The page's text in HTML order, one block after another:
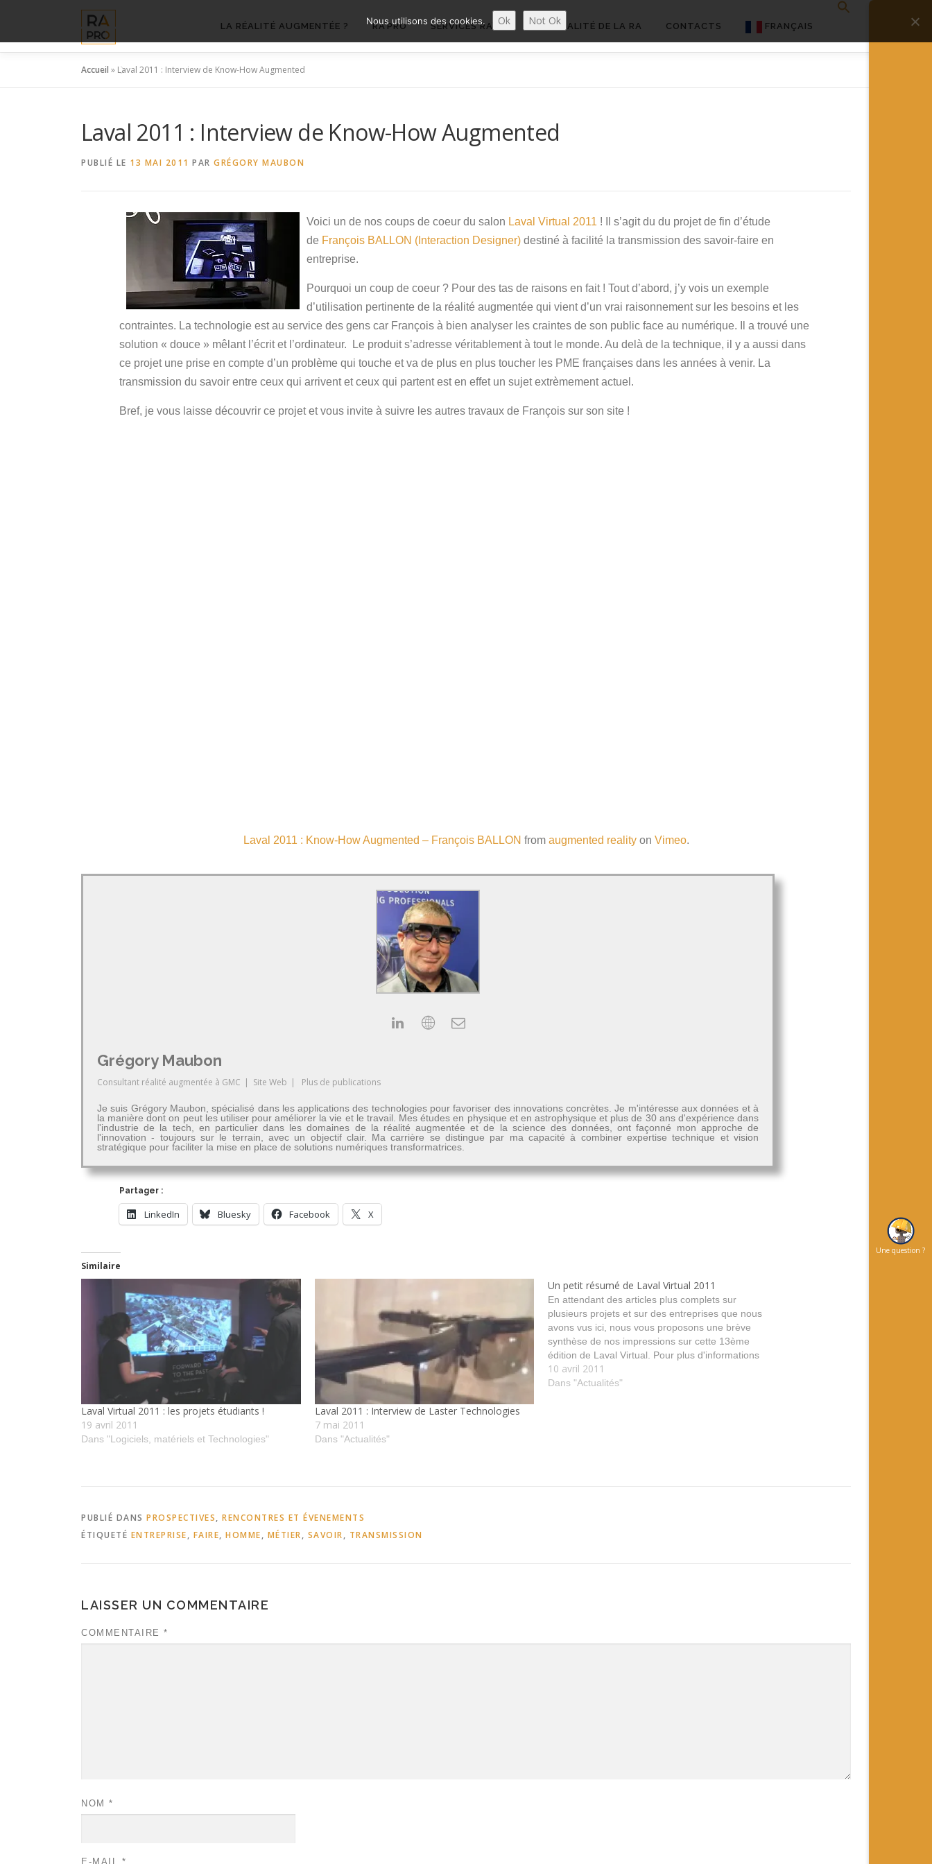
contenu
LA RÉALITÉ AUGMENTÉE ? RA’PRO SERVICES RA’PRO ACTUALITÉ DE LA RA CONTACTS FRANÇAIS
Español
Accueil » Laval 2011 : Interview de Know-How Augmented
Laval 2011 : Interview de Know-How Augmented
PUBLIÉ LE 13 MAI 2011 PAR GRÉGORY MAUBON
Voici un de nos coups de coeur du salon Laval Virtual 2011 ! Il s’agit du du projet de fin d’étude
de François BALLON (Interaction Designer) destiné à facilité la transmission des savoir-faire en
entreprise.
Pourquoi un coup de coeur ? Pour des tas de raisons en fait ! Tout d’abord, j’y vois un exemple
d’utilisation pertinente de la réalité augmentée qui vient d’un vrai raisonnement sur les besoins et les
contraintes. La technologie est au service des gens car François à bien analyser les craintes de son public face au numérique. Il a trouvé une
solution « douce » mêlant l’écrit et l’ordinateur. Le produit s’adresse véritablement à tout le monde. Au delà de la technique, il y a aussi dans
ce projet une prise en compte d’un problème qui touche et va de plus en plus toucher les PME françaises dans les années à venir. La
transmission du savoir entre ceux qui arrivent et ceux qui partent est en effet un sujet extrèmement actuel.
Bref, je vous laisse découvrir ce projet et vous invite à suivre les autres travaux de François sur son site !
Laval 2011 : Know-How Augmented – François BALLON from augmented realityon Vimeo.
Grégory Maubon
Consultant réalité augmentée à GMC | Site Web | Plus de publications
Je suis Grégory Maubon, spécialisé dans les applications des technologies pour favoriser des innovations concrètes. Je m'intéresse aux données et à
la manière dont on peut les utiliser pour améliorer la vie et le travail. Mes études en physique et en astrophysique et plus de 30 ans d'expérience dans
l'industrie de la tech, en particulier dans les domaines de la réalité augmentée et de la science des données, ont façonné mon approche de
l'innovation - toujours sur le terrain, avec un objectif clair. Ma carrière se distingue par ma capacité à combiner expertise technique et vision
stratégique pour faciliter la mise en place de solutions numériques transformatrices.
Partager :
LinkedIn Bluesky Facebook X
Similaire
Laval Virtual 2011 : les projets étudiants !
19 avril 2011
Dans "Logiciels, matériels et Technologies"
Laval 2011 : Interview de Laster Technologies
7 mai 2011
Dans "Actualités"
Un petit résumé de Laval Virtual 2011
En attendant des articles plus complets sur
plusieurs projets et sur des entreprises que nous
avons vus ici, nous vous proposons une brève
synthèse de nos impressions sur cette 13ème
édition de Laval Virtual. Pour plus d'informations
vous pouvez déjà consulter plusieurs sources :
Laval : la réalité virtuelle au service des
10 avril 2011
Dans "Actualités"
PUBLIÉ DANS PROSPECTIVES, RENCONTRES ET ÉVENEMENTS
ÉTIQUETÉ ENTREPRISE, FAIRE, HOMME, MÉTIER, SAVOIR, TRANSMISSION
LAISSER UN COMMENTAIRE
COMMENTAIRE *
NOM *
E-MAIL *
Une question ?
Nous utilisons des cookies. Ok Not Ok